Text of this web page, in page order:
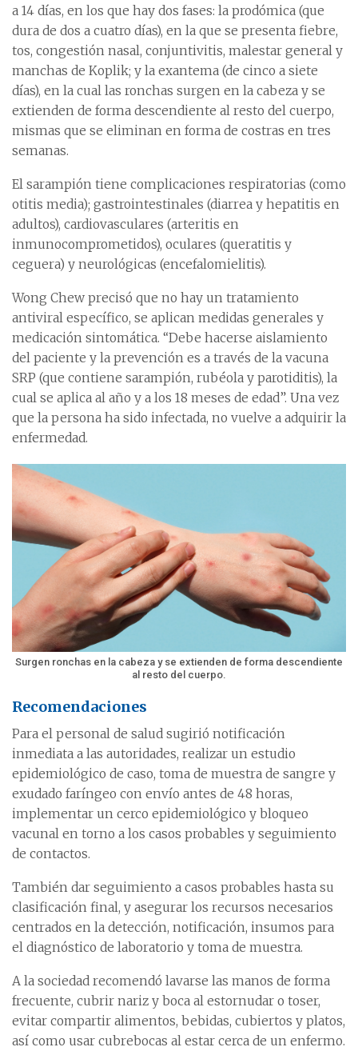
a 14 días, en los que hay dos fases: la prodómica (que
dura de dos a cuatro días), en la que se presenta fiebre,
tos, congestión nasal, conjuntivitis, malestar general y
manchas de Koplik; y la exantema (de cinco a siete
días), en la cual las ronchas surgen en la cabeza y se
extienden de forma descendiente al resto del cuerpo,
mismas que se eliminan en forma de costras en tres
semanas.
El sarampión tiene complicaciones respiratorias (como
otitis media); gastrointestinales (diarrea y hepatitis en
adultos), cardiovasculares (arteritis en
inmunocomprometidos), oculares (queratitis y
ceguera) y neurológicas (encefalomielitis).
Wong Chew precisó que no hay un tratamiento
antiviral específico, se aplican medidas generales y
medicación sintomática. “Debe hacerse aislamiento
del paciente y la prevención es a través de la vacuna
SRP (que contiene sarampión, rubéola y parotiditis), la
cual se aplica al año y a los 18 meses de edad”. Una vez
que la persona ha sido infectada, no vuelve a adquirir la
enfermedad.
Surgen ronchas en la cabeza y se extienden de forma descendiente
al resto del cuerpo.
Recomendaciones
Para el personal de salud sugirió notificación
inmediata a las autoridades, realizar un estudio
epidemiológico de caso, toma de muestra de sangre y
exudado faríngeo con envío antes de 48 horas,
implementar un cerco epidemiológico y bloqueo
vacunal en torno a los casos probables y seguimiento
de contactos.
También dar seguimiento a casos probables hasta su
clasificación final, y asegurar los recursos necesarios
centrados en la detección, notificación, insumos para
el diagnóstico de laboratorio y toma de muestra.
A la sociedad recomendó lavarse las manos de forma
frecuente, cubrir nariz y boca al estornudar o toser,
evitar compartir alimentos, bebidas, cubiertos y platos,
así como usar cubrebocas al estar cerca de un enfermo.